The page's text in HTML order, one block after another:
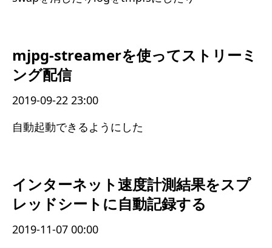
mjpg-streamerを使ってストリーミ
ング配信
2019-09-22 23:00
自動起動できるようにした
インターネット速度計測結果をスプ
レッドシートに自動記録する
2019-11-07 00:00